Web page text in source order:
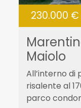
230.000 €
Maiolo
All’interno
risalente al
parco